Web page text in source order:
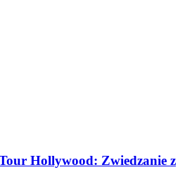
Hollywood: Zwiedzanie z